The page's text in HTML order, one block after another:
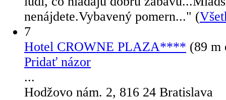
nenájdete.Vybavený pomern..." (
7
Hotel CROWNE PLAZA**** (89 m
Pridať názor
...
Hodžovo nám. 2, 816 24 Bratislava